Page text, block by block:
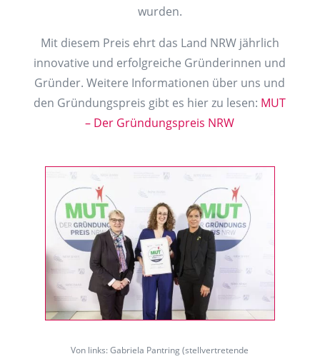
wurden.
Mit diesem Preis ehrt das Land NRW jährlich
innovative und erfolgreiche Gründerinnen und
Gründer. Weitere Informationen über uns und
den Gründungspreis gibt es hier zu lesen: MUT
– Der Gründungspreis NRW
Von links: Gabriela Pantring (stellvertretende